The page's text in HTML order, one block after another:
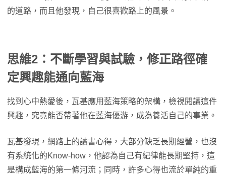
的道路，而且他發現，自己很喜歡路上的風景。
思維2：不斷學習與試驗，修正路徑確
定興趣能通向藍海
找到心中熱愛後，瓦基應用藍海策略的架構，檢視閱讀這件
興趣，究竟能否帶著他在藍海優游，成為養活自己的事業。
瓦基發現，網路上的讀書心得，大部分缺乏長期經營，也沒
有系統化的Know-how，他認為自己有紀律能長期堅持，這
是構成藍海的第一條河流；同時，許多心得也流於單純的重